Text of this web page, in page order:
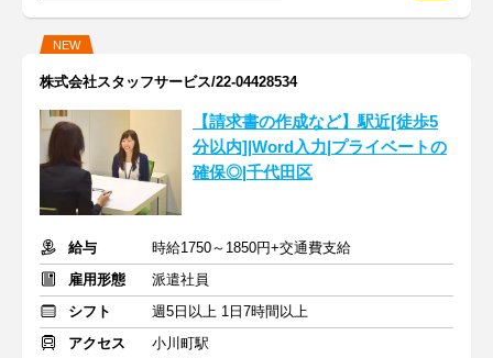
NEW
株式会社スタッフサービス/22-04428534
【請求書の作成など】駅近[徒歩5
分以内]|Word入力|プライベートの
確保◎|千代田区
給与
時給1750～1850円+交通費支給
雇用形態
派遣社員
シフト
週5日以上 1日7時間以上
アクセス
小川町駅